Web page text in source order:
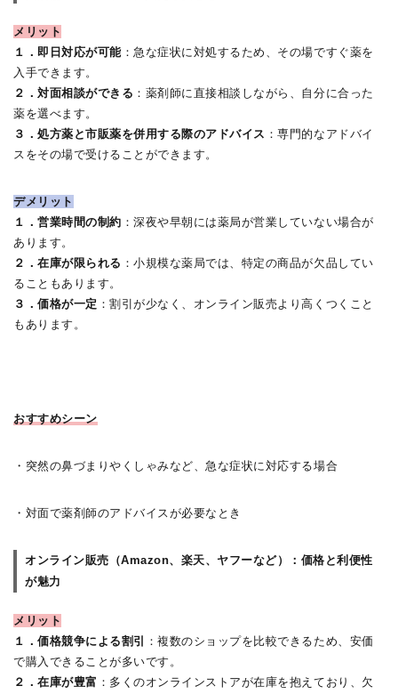
メリット
１．即日対応が可能 ：急な症状に対処するため、その場ですぐ薬を
入手できます。
２．対面相談ができる ：薬剤師に直接相談しながら、自分に合った
薬を選べます。
３．処方薬と市販薬を併用する際のアドバイス ：専門的なアドバイ
スをその場で受けることができます。
デメリット
１．営業時間の制約 ：深夜や早朝には薬局が営業していない場合が
あります。
２．在庫が限られる ：小規模な薬局では、特定の商品が欠品してい
ることもあります。
３．価格が一定 ：割引が少なく、オンライン販売より高くつくこと
もあります。
おすすめシーン
・突然の鼻づまりやくしゃみなど、急な症状に対応する場合
・対面で薬剤師のアドバイスが必要なとき
オンライン販売（Amazon、楽天、ヤフーなど）：価格と利便性
が魅力
メリット
１．価格競争による割引
：複数のショップを比較できるため、安価
で購入できることが多いです。
２．在庫が豊富 ：多くのオンラインストアが在庫を抱えており、欠